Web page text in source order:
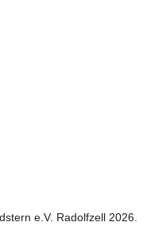
e.V. Radolfzell 2026.